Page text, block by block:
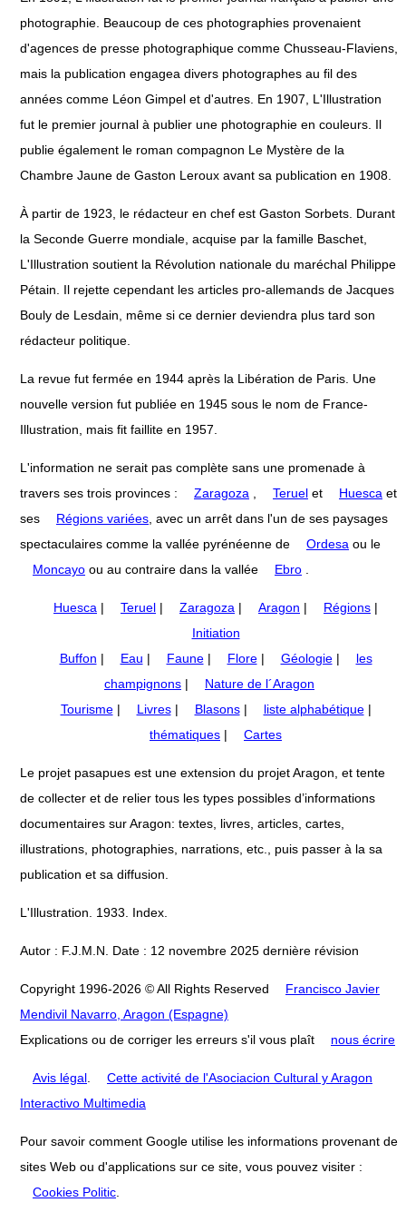
photographie. Beaucoup de ces photographies provenaient
d'agences de presse photographique comme Chusseau-Flaviens,
mais la publication engagea divers photographes au fil des
années comme Léon Gimpel et d'autres. En 1907, L'Illustration
fut le premier journal à publier une photographie en couleurs. Il
publie également le roman compagnon Le Mystère de la
Chambre Jaune de Gaston Leroux avant sa publication en 1908.
À partir de 1923, le rédacteur en chef est Gaston Sorbets. Durant
la Seconde Guerre mondiale, acquise par la famille Baschet,
L'Illustration soutient la Révolution nationale du maréchal Philippe
Pétain. Il rejette cependant les articles pro-allemands de Jacques
Bouly de Lesdain, même si ce dernier deviendra plus tard son
rédacteur politique.
La revue fut fermée en 1944 après la Libération de Paris. Une
nouvelle version fut publiée en 1945 sous le nom de France-
Illustration, mais fit faillite en 1957.
L'information ne serait pas complète sans une promenade à
travers ses trois provinces :
Zaragoza Teruel et Huesca et
ses
Régions variées , avec un arrêt dans l'un de ses paysages
spectaculaires comme la vallée pyrénéenne de
Ordesa ou le
Moncayo ou au contraire dans la vallée Ebro
Huesca | Teruel | Zaragoza | Aragon | Régions |
Initiation
Buffon | Eau | Faune| Flore| Géologie|
les
champignons |
Nature de l´Aragon
Tourisme| Livres| Blasons| liste alphabétique|
thématiques | Cartes
Le projet pasapues est une extension du projet Aragon, et tente
de collecter et de relier tous les types possibles d’informations
documentaires sur Aragon: textes, livres, articles, cartes,
illustrations, photographies, narrations, etc., puis passer à la sa
publication et sa diffusion.
L'Illustration. 1933. Index.
Autor : F.J.M.N. Date : 12 novembre 2025 dernière révision
Copyright 1996-2026 © All Rights Reserved
Francisco Javier
Mendivil Navarro, Aragon (Espagne)
Explications ou de corriger les erreurs s'il vous plaît
nous écrire
Avis légal
Cette activité de l'Asociacion Cultural y Aragon
Interactivo Multimedia
Pour savoir comment Google utilise les informations provenant de
sites Web ou d'applications sur ce site, vous pouvez visiter :
Cookies Politic